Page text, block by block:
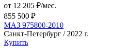
от 12 205 ₽/мес.
855 500 ₽
МАЗ 975800-2010
Санкт-Петербург / 2022 г.
Купить